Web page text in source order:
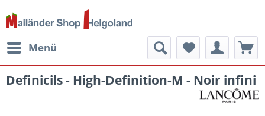
Menü
Definicils - High-Definition-M - Noir infini